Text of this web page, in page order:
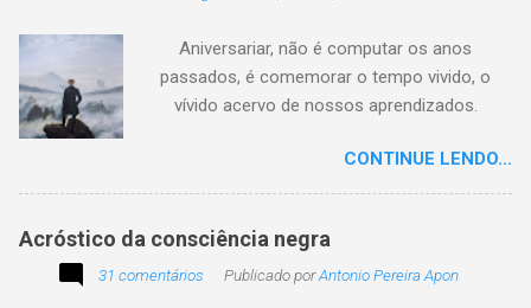
creditado a outros nomes, ajude-nos a
compartilhando o crédito correto.
Aniversariar, não é computar os anos
passados, é comemorar o tempo vivido, o
vívido acervo de nossos aprendizados.
existir. Há quem simplesmente assista o tempo
e a vida passarem. Mas, há também quem
apenas passe alheio a tudo, tem quem aprenda
com o passar... Eu tenho aprendido:
CONTINUE LENDO...
Acróstico da consciência negra
31 comentários Publicado porAntonio Pereira Apon